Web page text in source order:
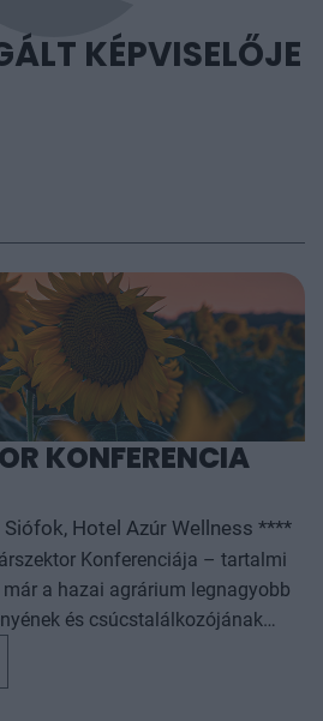
KÉPVISELŐJE
KONFERENCIA
Hotel Azúr Wellness ****
Konferenciája – tartalmi
a hazai agrárium legnagyobb
és csúcstalálkozójának
hogy összegezze és elemezze